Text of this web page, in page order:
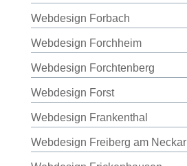
Webdesign Forbach
Webdesign Forchheim
Webdesign Forchtenberg
Webdesign Forst
Webdesign Frankenthal
Webdesign Freiberg am Neckar